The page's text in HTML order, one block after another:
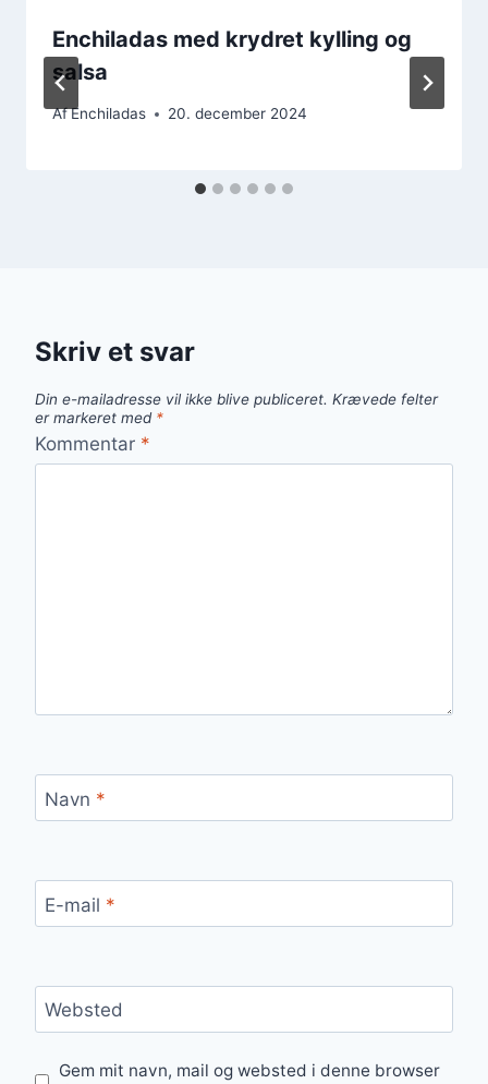
Enchiladas med krydret kylling og
salsa
AfEnchiladas 20. december 2024
Skriv et svar
Din e-mailadresse vil ikke blive publiceret. Krævede felter
er markeret med *
Kommentar *
Navn *
E-mail *
Websted
Gem mit navn, mail og websted i denne browser